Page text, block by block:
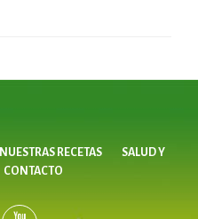
NUESTRAS RECETAS
SALUD Y
CONTACTO